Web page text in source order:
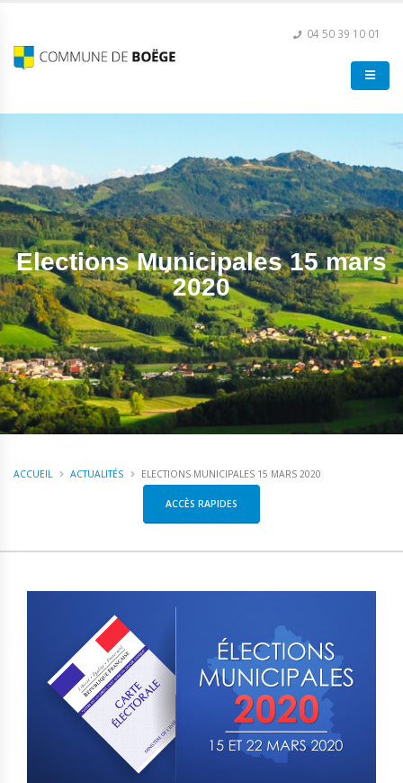
04 50 39 10 01
Elections Municipales 15 mars
2020
ACCUEIL ACTUALITÉS ELECTIONS MUNICIPALES 15 MARS 2020
ACCÈS RAPIDES